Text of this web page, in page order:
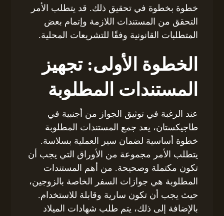
خطوة بخطوة في تحقيق ذلك. قد يتطلب الأمر
التحقق من المستندات اللازمة وإتمام بعض
المتطلبات القانونية وفقًا للتشريعات المحلية.
الخطوة الأولى: تجهيز
المستندات المطلوبة
عند الرغبة في توثيق الجواز من أجنبية في
طاجيكستان، يعد جمع المستندات المطلوبة
خطوة أساسية لضمان سير العملية بسلاسة.
يتطلب الأمر مجموعة من الأوراق التي يجب أن
تكون مكتملة وصحيحة. من أهم المستندات
المطلوبة هي جوازات السفر الخاصة بالزوجين،
حيث يجب أن تكون سارية وقابلة للاستخدام.
بالإضافة إلى ذلك، يتم طلب شهادات الميلاد